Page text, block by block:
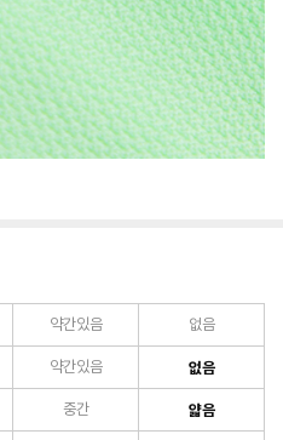
약간있음 없음
약간있음 없음
중간 얇음